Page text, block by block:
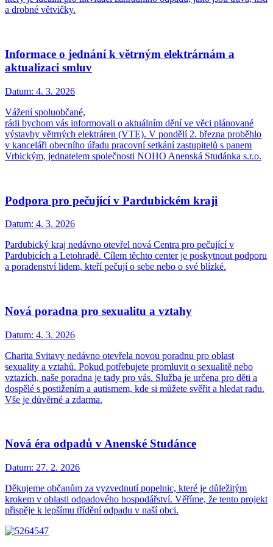
a drobné větvičky.
Informace o jednání k větrným elektrárnám a
aktualizaci smluv
Datum: 4. 3. 2026
Vážení spoluobčané,
rádi bychom vás informovali o aktuálním dění ve věci plánované
výstavby větrných elektráren (VTE). V pondělí 2. března proběhlo
v kanceláři obecního úřadu pracovní setkání zastupitelů s panem
Vrbickým, jednatelem společnosti NOHO Anenská Studánka s.r.o.
Podpora pro pečující v Pardubickém kraji
Datum: 4. 3. 2026
Pardubický kraj nedávno otevřel nová Centra pro pečující v
Pardubicích a Letohradě. Cílem těchto center je poskytnout podporu
a poradenství lidem, kteří pečují o sebe nebo o své blízké.
Nová poradna pro sexualitu a vztahy
Datum: 4. 3. 2026
Charita Svitavy nedávno otevřela novou poradnu pro oblast
sexuality a vztahů. Pokud potřebujete promluvit o sexualitě nebo
vztazích, naše poradna je tady pro vás. Služba je určena pro děti a
dospělé s postižením a autismem, kde si můžete svěřit a hledat radu.
Vše je důvěrné a zdarma.
Nová éra odpadů v Anenské Studánce
Datum: 27. 2. 2026
Děkujeme občanům za vyzvednutí popelnic, které je důležitým
krokem v oblasti odpadového hospodářství. Věříme, že tento projekt
přispěje k lepšímu třídění odpadu v naší obci.